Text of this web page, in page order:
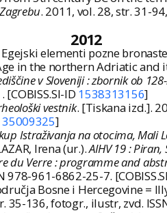
. 2011, vol. 28, str. 31-
2012
elementi pozne
in the northern Adriatic and
v Sloveniji : zbornik ob
ID 1538313156]
vestnik. [Tiskana izd.].
35009325]
Istraživanja na otocima, Mali
Irena (ur.).AIHV 19 :
du Verre : programme and
961-6862-25-7.
Bosne i Hercegovine =
35-136, fotogr., ilustr, zvd.